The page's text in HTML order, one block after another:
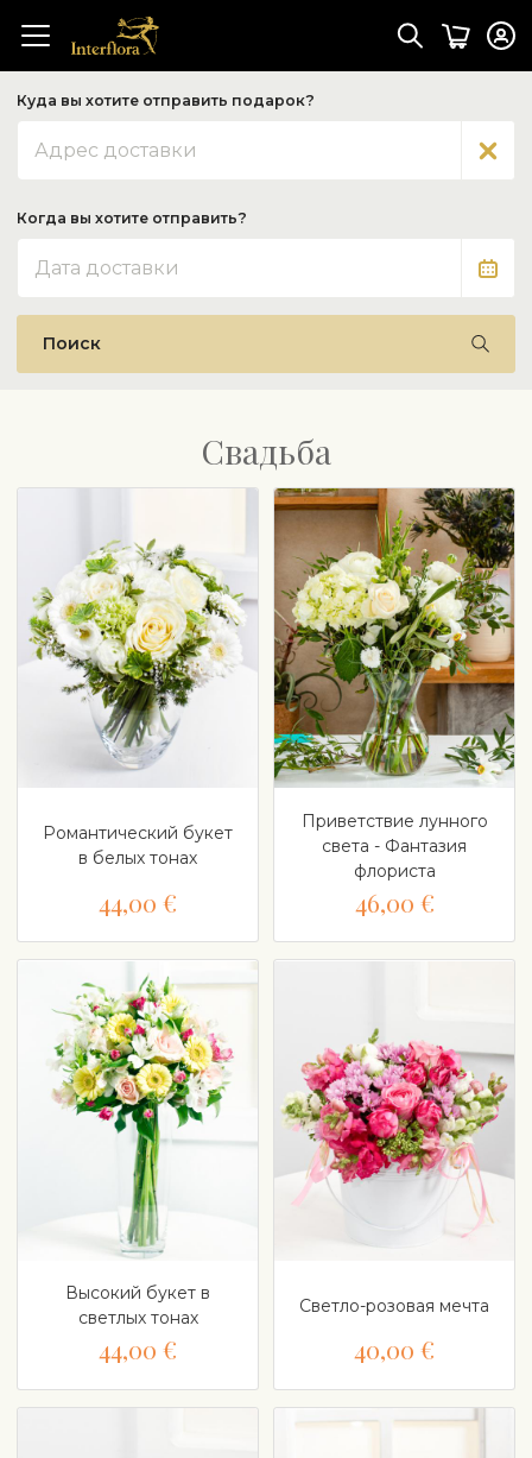
Куда вы хотите отправить подарок?
Когда вы хотите отправить?
Поиск
Свадьба
Романтический букет
в белых тонах
44,00 €
Приветствие лунного
света - Фантазия
флориста
46,00 €
Высокий букет в
светлых тонах
44,00 €
Светло-розовая мечта
40,00 €